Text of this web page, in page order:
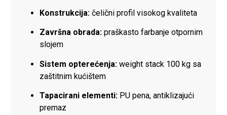
Konstrukcija: čelični profil visokog kvaliteta
Završna obrada: praškasto farbanje otpornim
slojem
Sistem opterećenja: weight stack 100 kg sa
zaštitnim kućištem
Tapacirani elementi: PU pena, antiklizajući
premaz